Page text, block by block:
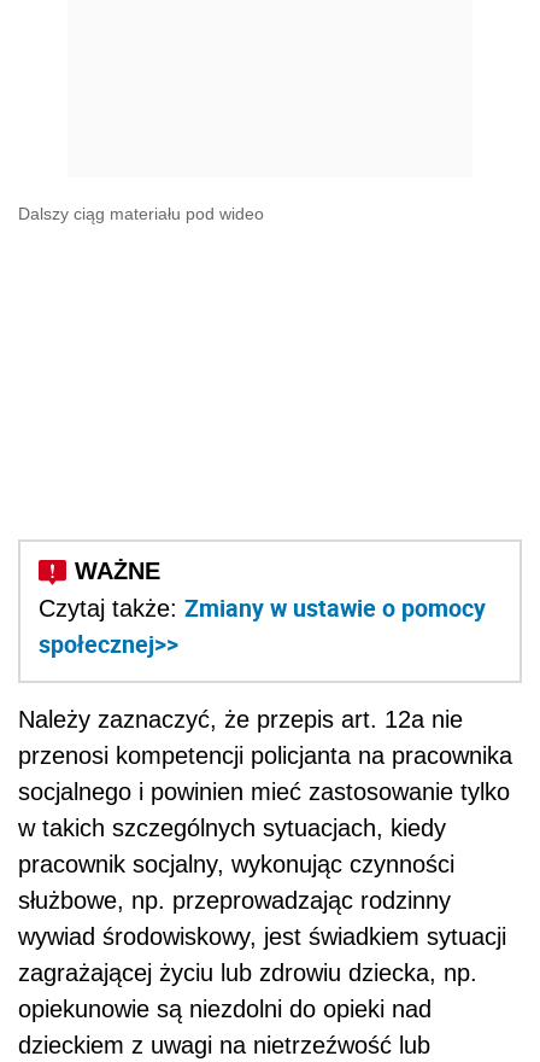
Dalszy ciąg materiału pod wideo
Czytaj także: Zmiany w ustawie o pomocy
społecznej>>
Należy zaznaczyć, że przepis art. 12a nie
przenosi kompetencji policjanta na pracownika
socjalnego i powinien mieć zastosowanie tylko
w takich szczególnych sytuacjach, kiedy
pracownik socjalny, wykonując czynności
służbowe, np. przeprowadzając rodzinny
wywiad środowiskowy, jest świadkiem sytuacji
zagrażającej życiu lub zdrowiu dziecka, np.
opiekunowie są niezdolni do opieki nad
dzieckiem z uwagi na nietrzeźwość lub